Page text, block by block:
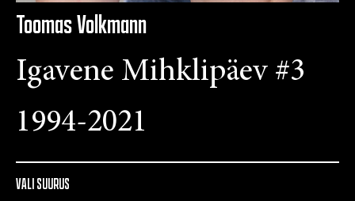
Toomas Volkmann
Igavene Mihklipäev #3
1994-2021
VALI SUURUS